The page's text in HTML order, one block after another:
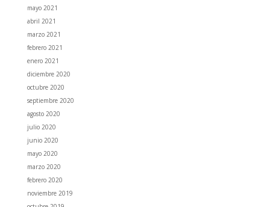
mayo 2021
abril 2021
marzo 2021
febrero 2021
enero 2021
diciembre 2020
octubre 2020
septiembre 2020
agosto 2020
julio 2020
junio 2020
mayo 2020
marzo 2020
febrero 2020
noviembre 2019